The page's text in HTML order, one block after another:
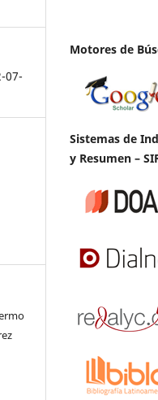
07-
Motores de
Sistemas de
y Resumen –